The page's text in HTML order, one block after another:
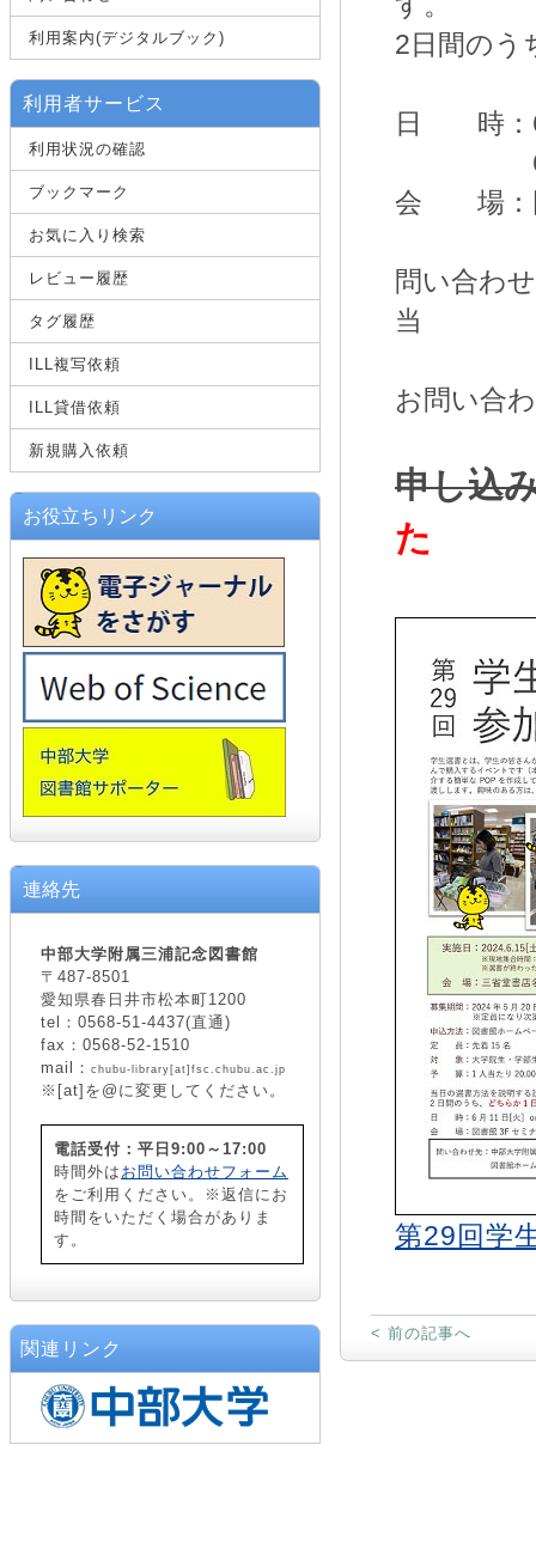
利用案内(デジタルブック)
利用者サービス
利用状況の確認
ブックマーク
お気に入り検索
レビュー履歴
タグ履歴
ILL複写依頼
ILL貸借依頼
新規購入依頼
お役立ちリンク
連絡先
中部大学附属三浦記念図書館
〒487-8501
愛知県春日井市松本町1200
tel：0568-51-4437(直通)
fax：0568-52-1510
mail： chubu-library[at]fsc.chubu.ac.jp
※[at]を@に変更してください。
電話受付：平日9:00～17:00
時間外は お問い合わせフォーム
をご利用ください。※返信にお
時間をいただく場合がありま
す。
関連リンク
2日間のう
日 時：6
6月12
会 場：
問い合わ
当
お問い合
申し込
た
第29回学
< 前の記事へ